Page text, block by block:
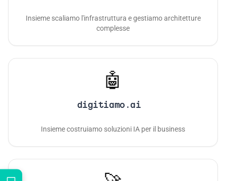
Insieme scaliamo l'infrastruttura e gestiamo architetture
complesse
🤖
digitiamo.ai
Insieme costruiamo soluzioni IA per il business